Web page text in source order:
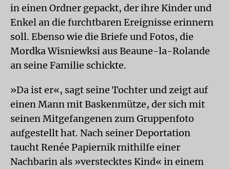
in einen Ordner gepackt, der ihre Kinder und
Enkel an die furchtbaren Ereignisse erinnern
soll. Ebenso wie die Briefe und Fotos, die
Mordka Wisniewksi aus Beaune-la-Rolande
an seine Familie schickte.
»Da ist er«, sagt seine Tochter und zeigt auf
einen Mann mit Baskenmütze, der sich mit
seinen Mitgefangenen zum Gruppenfoto
aufgestellt hat. Nach seiner Deportation
taucht Renée Papiernik mithilfe einer
Nachbarin als »verstecktes Kind« in einem